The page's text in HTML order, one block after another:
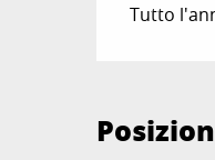
Tutto